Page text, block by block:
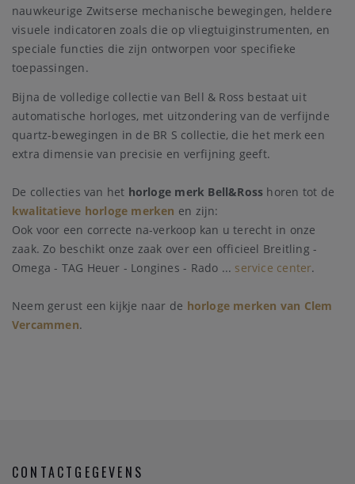
nauwkeurige Zwitserse mechanische bewegingen, heldere
visuele indicatoren zoals die op vliegtuiginstrumenten, en
speciale functies die zijn ontworpen voor specifieke
toepassingen.
Bijna de volledige collectie van Bell & Ross bestaat uit
automatische horloges, met uitzondering van de verfijnde
quartz-bewegingen in de BR S collectie, die het merk een
extra dimensie van precisie en verfijning geeft.
De collecties van het horloge merk Bell&Ross horen tot de
kwalitatieve horloge merken en zijn:
Ook voor een correcte na-verkoop kan u terecht in onze
zaak. Zo beschikt onze zaak over een officieel Breitling -
Omega - TAG Heuer - Longines - Rado ... service center.
Neem gerust een kijkje naar de horloge merken van Clem
Vercammen.
CONTACTGEGEVENS